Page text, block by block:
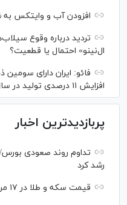
افزودن آب و وایتکس
تردید درباره وقوع
ال‌نینو» احتمال یا قطعیت؟
فائو: ایران دارای
افزایش ۱۱ درصدی تولید در سال زراعی جدید
پربازدیدترین اخبار
رشد کرد
قیمت سکه و طلا در ۱۷ مرداد ۱۴۰۵